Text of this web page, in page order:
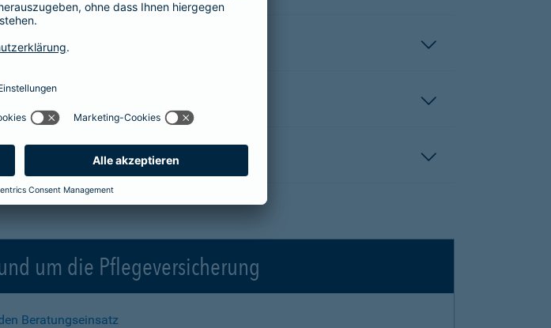
um die Pflegeversicherung
Beratungseinsatz